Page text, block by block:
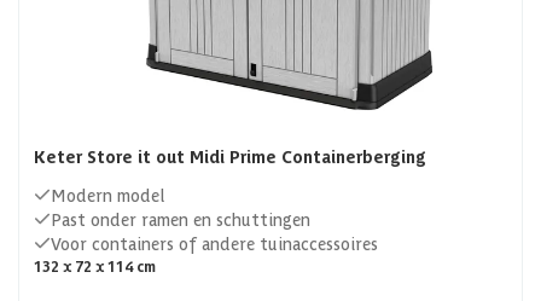
Keter Store it out Midi Prime Containerberging
Modern model
Past onder ramen en schuttingen
Voor containers of andere tuinaccessoires
132 x 72 x 114 cm